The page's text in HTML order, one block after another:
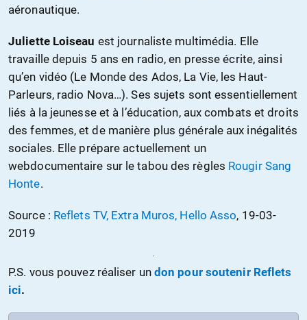
aéronautique.
Juliette Loiseau est journaliste multimédia. Elle
travaille depuis 5 ans en radio, en presse écrite, ainsi
qu’en vidéo (Le Monde des Ados, La Vie, les Haut-
Parleurs, radio Nova…). Ses sujets sont essentiellement
liés à la jeunesse et à l’éducation, aux combats et droits
des femmes, et de manière plus générale aux inégalités
sociales. Elle prépare actuellement un
webdocumentaire sur le tabou des règles Rougir Sang
Honte.
Source : Reflets TV, Extra Muros, Hello Asso, 19-03-
2019
P.S. vous pouvez réaliser un don pour soutenir Reflets
ici.